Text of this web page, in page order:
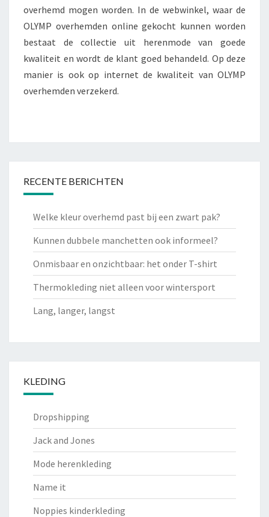
overhemd mogen worden. In de webwinkel, waar de
OLYMP overhemden online gekocht kunnen worden
bestaat de collectie uit herenmode van goede
kwaliteit en wordt de klant goed behandeld. Op deze
manier is ook op internet de kwaliteit van OLYMP
overhemden verzekerd.
RECENTE BERICHTEN
Welke kleur overhemd past bij een zwart pak?
Kunnen dubbele manchetten ook informeel?
Onmisbaar en onzichtbaar: het onder T-shirt
Thermokleding niet alleen voor wintersport
Lang, langer, langst
KLEDING
Dropshipping
Jack and Jones
Mode herenkleding
Name it
Noppies kinderkleding